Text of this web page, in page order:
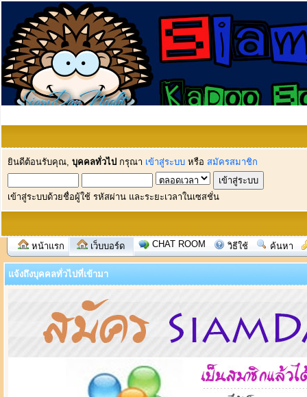
ยินดีต้อนรับคุณ, บุคคลทั่วไป กรุณา เข้าสู่ระบบ หรือ สมัครสมาชิก
เข้าสู่ระบบด้วยชื่อผู้ใช้ รหัสผ่าน และระยะเวลาในเซสชั่น
หน้าแรก เว็บบอร์ด CHAT ROOM วิธีใช้ ค้นหา
แจ้งถึงบุคคลทั่วไปที่เข้ามา